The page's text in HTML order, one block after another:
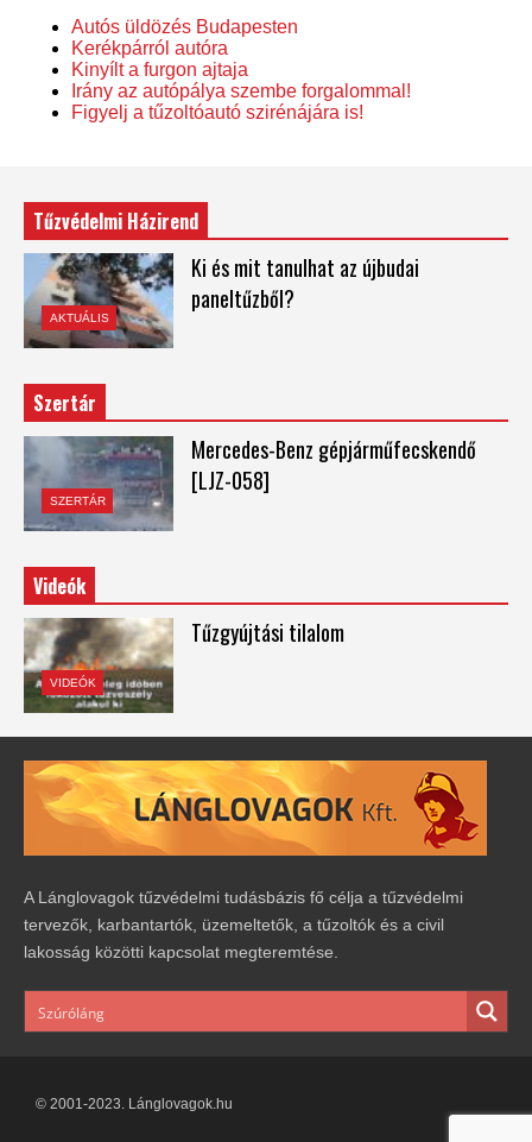
Autós üldözés Budapesten
Kerékpárról autóra
Kinyílt a furgon ajtaja
Irány az autópálya szembe forgalommal!
Figyelj a tűzoltóautó szirénájára is!
Tűzvédelmi Házirend
AKTUÁLIS
Ki és mit tanulhat az újbudai
paneltűzből?
Szertár
SZERTÁR
Mercedes-Benz gépjárműfecskendő
[LJZ-058]
Videók
VIDEÓK
Tűzgyújtási tilalom
A Lánglovagok tűzvédelmi tudásbázis fő célja a tűzvédelmi
tervezők, karbantartók, üzemeltetők, a tűzoltók és a civil
lakosság közötti kapcsolat megteremtése.
© 2001-2023. Lánglovagok.hu